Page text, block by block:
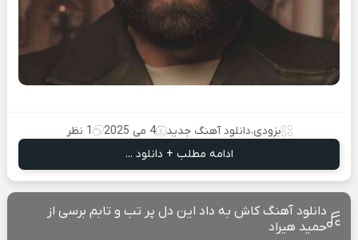
بزودی،دانلود آهنگ جدید 4 می 2025
1 نظر
ادامه مطلب + دانلود ...
دانلود آهنگ کاش به داد این دل پر تب و تابم‌ برسی از
حمید هیراد